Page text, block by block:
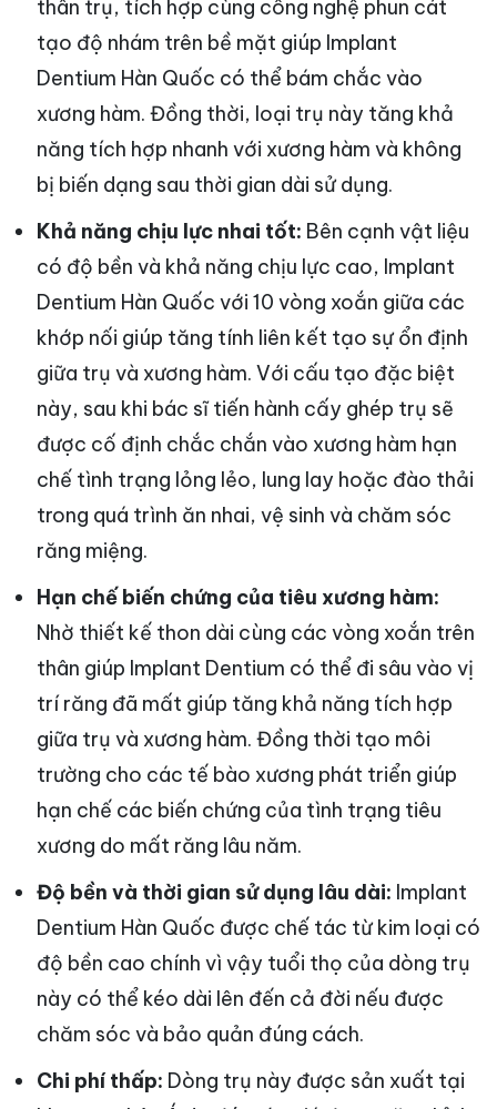
thân trụ, tích hợp cùng công nghệ phun cát
tạo độ nhám trên bề mặt giúp Implant
Dentium Hàn Quốc có thể bám chắc vào
xương hàm. Đồng thời, loại trụ này tăng khả
năng tích hợp nhanh với xương hàm và không
bị biến dạng sau thời gian dài sử dụng.
Khả năng chịu lực nhai tốt: Bên cạnh vật liệu
có độ bền và khả năng chịu lực cao, Implant
Dentium Hàn Quốc với 10 vòng xoắn giữa các
khớp nối giúp tăng tính liên kết tạo sự ổn định
giữa trụ và xương hàm. Với cấu tạo đặc biệt
này, sau khi bác sĩ tiến hành cấy ghép trụ sẽ
được cố định chắc chắn vào xương hàm hạn
chế tình trạng lỏng lẻo, lung lay hoặc đào thải
trong quá trình ăn nhai, vệ sinh và chăm sóc
răng miệng.
Hạn chế biến chứng của tiêu xương hàm:
Nhờ thiết kế thon dài cùng các vòng xoắn trên
thân giúp Implant Dentium có thể đi sâu vào vị
trí răng đã mất giúp tăng khả năng tích hợp
giữa trụ và xương hàm. Đồng thời tạo môi
trường cho các tế bào xương phát triển giúp
hạn chế các biến chứng của tình trạng tiêu
xương do mất răng lâu năm.
Độ bền và thời gian sử dụng lâu dài: Implant
Dentium Hàn Quốc được chế tác từ kim loại có
độ bền cao chính vì vậy tuổi thọ của dòng trụ
này có thể kéo dài lên đến cả đời nếu được
chăm sóc và bảo quản đúng cách.
Chi phí thấp: Dòng trụ này được sản xuất tại